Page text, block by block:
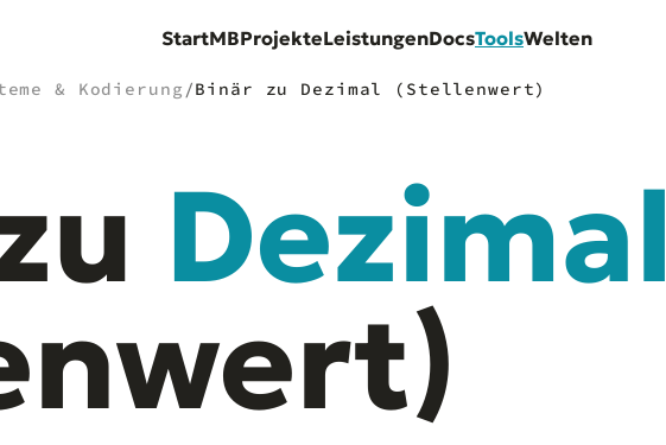
StartMBProjekteLeistungenDocsToolsWelten
& Kodierung /Binär zu Dezimal (Stellenwert)
Dezimal